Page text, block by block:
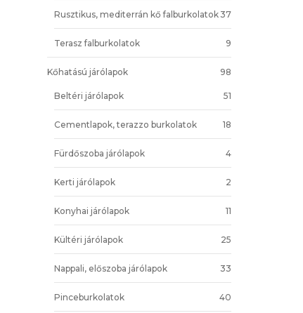
Rusztikus, mediterrán kő falburkolatok37
Terasz falburkolatok 9
Kőhatású járólapok 98
Beltéri járólapok 51
Cementlapok, terazzo burkolatok 18
Fürdőszoba járólapok 4
Kerti járólapok 2
Konyhai járólapok 11
Kültéri járólapok 25
Nappali, előszoba járólapok 33
Pinceburkolatok 40